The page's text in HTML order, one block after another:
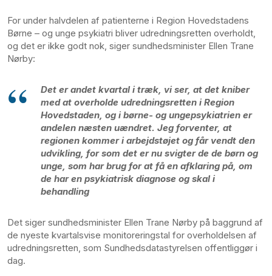
For under halvdelen af patienterne i Region Hovedstadens
Børne – og unge psykiatri bliver udredningsretten overholdt,
og det er ikke godt nok, siger sundhedsminister Ellen Trane
Nørby:
Det er andet kvartal i træk, vi ser, at det kniber
med at overholde udredningsretten i Region
Hovedstaden, og i børne- og ungepsykiatrien er
andelen næsten uændret. Jeg forventer, at
regionen kommer i arbejdstøjet og får vendt den
udvikling, for som det er nu svigter de de børn og
unge, som har brug for at få en afklaring på, om
de har en psykiatrisk diagnose og skal i
behandling
Det siger sundhedsminister Ellen Trane Nørby på baggrund af
de nyeste kvartalsvise monitoreringstal for overholdelsen af
udredningsretten, som Sundhedsdatastyrelsen offentliggør i
dag.